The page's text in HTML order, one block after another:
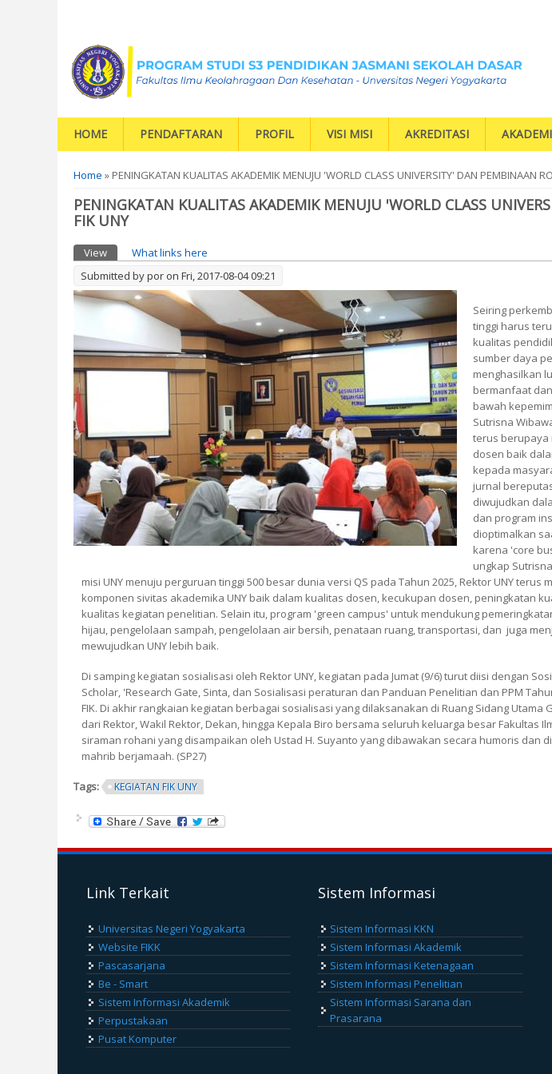
HOME PENDAFTARAN PROFIL VISI MISI AKREDITASI
You are here
Home » PENINGKATAN KUALITAS AKADEMIK MENUJU 'WORLD CLASS UNIVERSITY' DAN PEMBINAAN
PENINGKATAN KUALITAS AKADEMIK MENUJU 'WORLD CLASS
FIK UNY
Primary tabs
View (active tab)
What links here
Submitted bypor on Fri, 2017-08-04 09:21
Seiring
tinggi harus
kualitas
sumber daya
menghasilkan
bermanfaat
bawah
Sutrisna
terus berupaya
dosen baik
kepada
jurnal
diwujudkan
dan program
dioptimalkan
karena 'core
ungkap
misi UNY menuju perguruan tinggi 500 besar dunia versi QS pada Tahun 2025, Rektor UNY terus
komponen sivitas akademika UNY baik dalam kualitas dosen, kecukupan dosen, peningkatan
kualitas kegiatan penelitian. Selain itu, program 'green campus' untuk mendukung
hijau, pengelolaan sampah, pengelolaan air bersih, penataan ruang, transportasi, dan juga
mewujudkan UNY lebih baik.
Di samping kegiatan sosialisasi oleh Rektor UNY, kegiatan pada Jumat (9/6) turut diisi dengan
Scholar, 'Research Gate, Sinta, dan Sosialisasi peraturan dan Panduan Penelitian dan PPM
FIK. Di akhir rangkaian kegiatan berbagai sosialisasi yang dilaksanakan di Ruang Sidang Utama
dari Rektor, Wakil Rektor, Dekan, hingga Kepala Biro bersama seluruh keluarga besar Fakultas
siraman rohani yang disampaikan oleh Ustad H. Suyanto yang dibawakan secara humoris dan
mahrib berjamaah. (SP27)
Tags: KEGIATAN FIK UNY
Link Terkait
Universitas Negeri Yogyakarta
Website FIKK
Pascasarjana
Be - Smart
Sistem Informasi Akademik
Perpustakaan
Pusat Komputer
Sistem Informasi
Sistem Informasi KKN
Sistem Informasi Akademik
Sistem Informasi Ketenagaan
Sistem Informasi Penelitian
Sistem Informasi Sarana dan
Prasarana